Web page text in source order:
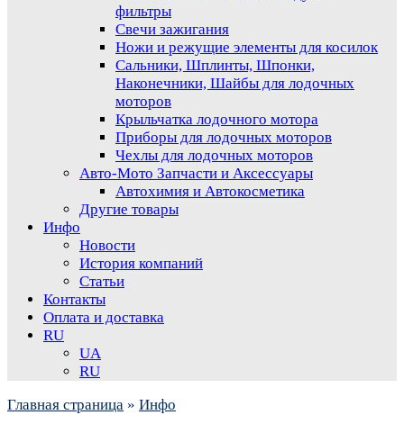
фильтры
Свечи зажигания
Ножи и режущие элементы для косилок
Сальники, Шплинты, Шпонки,
Наконечники, Шайбы для лодочных
моторов
Крыльчатка лодочного мотора
Приборы для лодочных моторов
Чехлы для лодочных моторов
Авто-Мото Запчасти и Аксессуары
Автохимия и Автокосметика
Другие товары
Инфо
Новости
История компаний
Статьи
Контакты
Оплата и доставка
RU
UA
RU
Главная страница » Инфо